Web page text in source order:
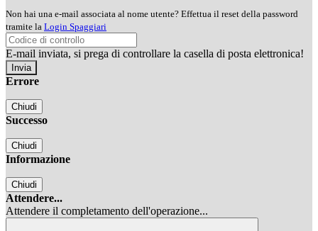
Non hai una e-mail associata al nome utente? Effettua il reset della password
tramite la Login Spaggiari
E-mail inviata, si prega di controllare la casella di posta elettronica!
Errore
Chiudi
Successo
Chiudi
Informazione
Chiudi
Attendere...
Attendere il completamento dell'operazione...